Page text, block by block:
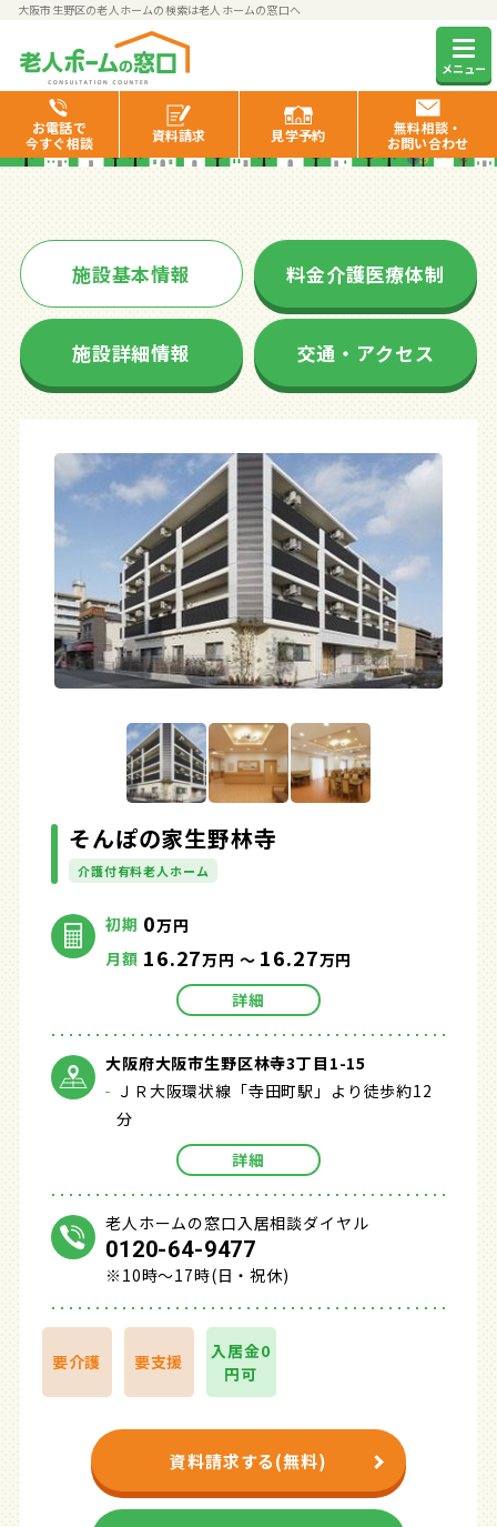
大阪市生野区の老人ホームの検索は老人ホームの窓口へ
メニュー
お電話で
今すぐ相談
資料請求 見学予約
無料相談・
お問い合わせ
そんぽの家生野林寺
施設基本情報 料金介護医療体制
施設詳細情報 交通・アクセス
そんぽの家生野林寺
介護付有料老人ホーム
初期 0万円
月額 16.27万円 ～ 16.27万円
詳細
大阪府大阪市生野区林寺3丁目1-15
ＪＲ大阪環状線「寺田町駅」より徒歩約12
分
詳細
老人ホームの窓口入居相談ダイヤル
0120-64-9477
※10時～17時(日・祝休)
要介護 要支援
入居金0
円可
資料請求する(無料)